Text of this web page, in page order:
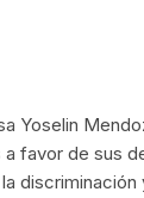
Yoselin
a favor de sus